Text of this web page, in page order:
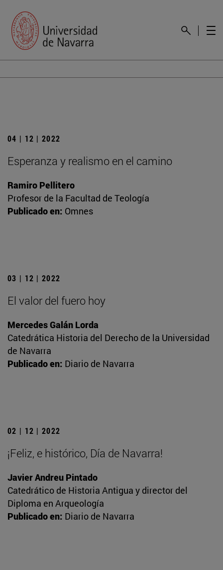
04 | 12 | 2022
Esperanza y realismo en el camino
Ramiro Pellitero
Profesor de la Facultad de Teología
Publicado en: Omnes
03 | 12 | 2022
El valor del fuero hoy
Mercedes Galán Lorda
Catedrática Historia del Derecho de la Universidad
de Navarra
Publicado en: Diario de Navarra
02 | 12 | 2022
¡Feliz, e histórico, Día de Navarra!
Javier Andreu Pintado
Catedrático de Historia Antigua y director del
Diploma en Arqueología
Publicado en: Diario de Navarra